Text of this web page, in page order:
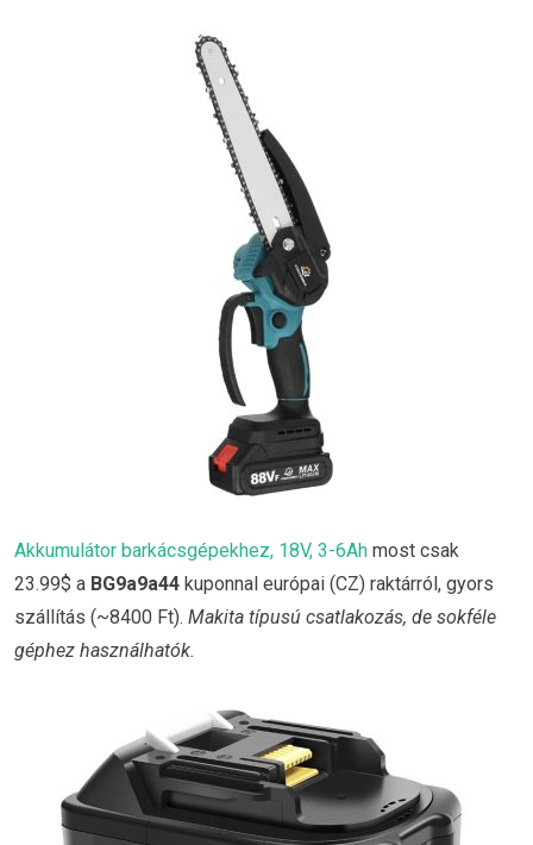
Akkumulátor barkácsgépekhez, 18V, 3-6Ah most csak
23.99$ a BG9a9a44 kuponnal európai (CZ) raktárról, gyors
szállítás (~8400 Ft). Makita típusú csatlakozás, de sokféle
géphez használhatók.